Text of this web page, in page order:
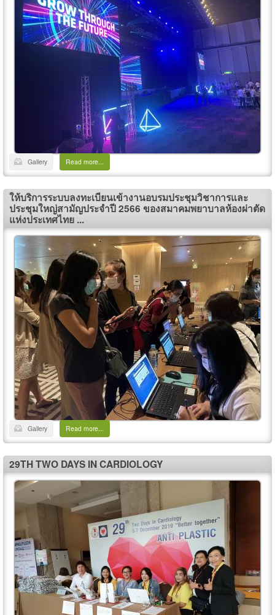
Gallery Read more...
ให้บริการระบบลงทะเบียนเข้างานอบรมประชุมวิชาการและ
ประชุมใหญ่สามัญประจำปี 2566 ของสมาคมพยาบาลห้องผ่าตัด
แห่งประเทศไทย ...
Gallery Read more...
29TH TWO DAYS IN CARDIOLOGY